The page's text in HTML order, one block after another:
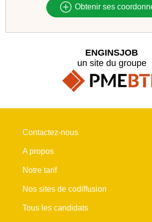
Obtenir ses
ENGINSJOB
un site du groupe
Contactez-nous
A propos
Notre tarif
Nos sites de codiffusion
Tous les candidats